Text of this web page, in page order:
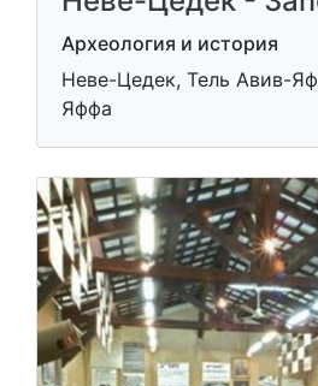
Археология и история
Неве-Цедек, Тель Авив-
Яффа